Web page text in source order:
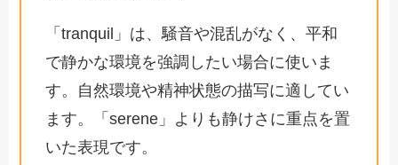
「tranquil」は、騒音や混乱がなく、平和
で静かな環境を強調したい場合に使いま
す。自然環境や精神状態の描写に適してい
ます。「serene」よりも静けさに重点を置
いた表現です。